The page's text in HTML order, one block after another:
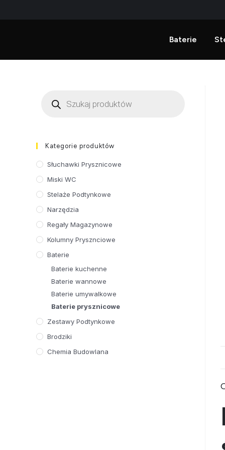
Baterie
Kategorie produktów
Słuchawki Prysznicowe
Miski WC
Stelaże Podtynkowe
Narzędzia
Regały Magazynowe
Kolumny Prysznciowe
Baterie
Baterie kuchenne
Baterie wannowe
Baterie umywalkowe
Baterie prysznicowe
Zestawy Podtynkowe
Brodziki
Chemia Budowlana